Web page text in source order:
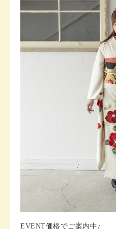
EVENT価格でご案内中♪